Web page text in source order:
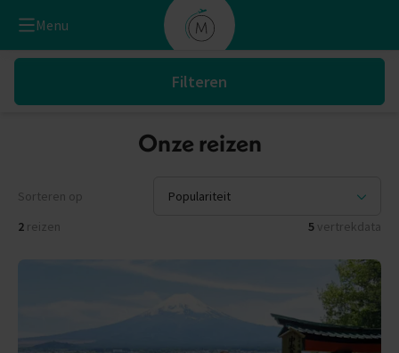
Menu
Filteren
Onze reizen
Sorteren op
2 reizen 5 vertrekdata